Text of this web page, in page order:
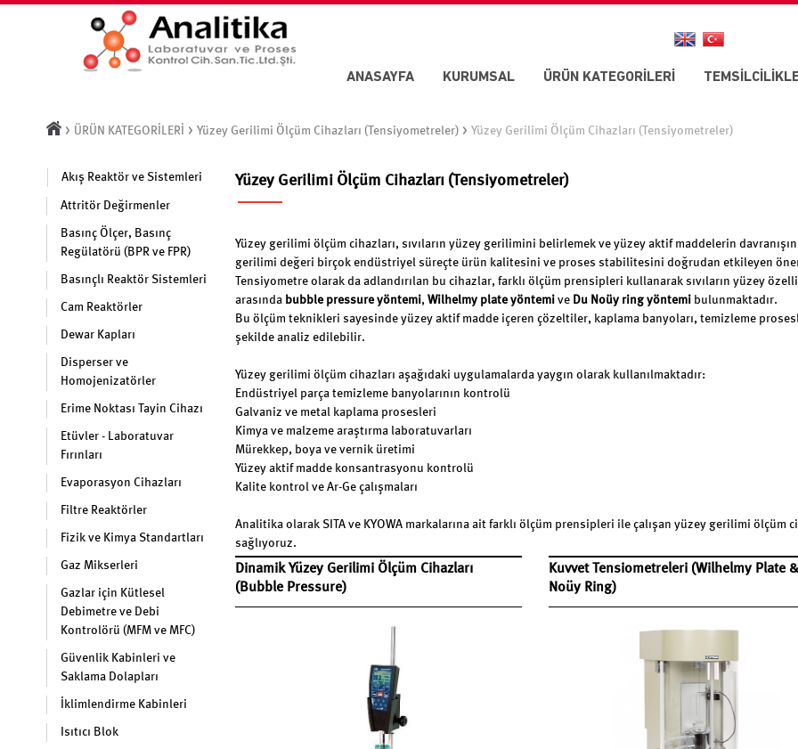
ANASAYFA KURUMSAL ÜRÜN KATEGORİLERİ
> ÜRÜN KATEGORİLERİ >Yüzey Gerilimi Ölçüm Cihazları (Tensiyometreler) >Yüzey Gerilimi Ölçüm Cihazları (Tensiyometreler)
Akış Reaktör ve Sistemleri
Attritör Değirmenler
Basınç Ölçer, Basınç
Regülatörü (BPR ve FPR)
Basınçlı Reaktör Sistemleri
Cam Reaktörler
Dewar Kapları
Disperser ve
Homojenizatörler
Erime Noktası Tayin Cihazı
Etüvler - Laboratuvar
Fırınları
Evaporasyon Cihazları
Filtre Reaktörler
Fizik ve Kimya Standartları
Gaz Mikserleri
Gazlar için Kütlesel
Debimetre ve Debi
Kontrolörü (MFM ve MFC)
Güvenlik Kabinleri ve
Saklama Dolapları
İklimlendirme Kabinleri
Isıtıcı Blok
Yüzey Gerilimi Ölçüm Cihazları (Tensiyometreler)
Yüzey gerilimi ölçüm cihazları, sıvıların yüzey gerilimini belirlemek ve yüzey aktif maddelerin
gerilimi değeri birçok endüstriyel süreçte ürün kalitesini ve proses stabilitesini doğrudan etkileyen
Tensiyometre olarak da adlandırılan bu cihazlar, farklı ölçüm prensipleri kullanarak sıvıların yüzey
arasında bubble pressure yöntemi, Wilhelmy plate yöntemi ve Du Noüy ring yöntemi bulunmaktadır.
Bu ölçüm teknikleri sayesinde yüzey aktif madde içeren çözeltiler, kaplama banyoları, temizleme
şekilde analiz edilebilir.
Yüzey gerilimi ölçüm cihazları aşağıdaki uygulamalarda yaygın olarak kullanılmaktadır:
Endüstriyel parça temizleme banyolarının kontrolü
Galvaniz ve metal kaplama prosesleri
Kimya ve malzeme araştırma laboratuvarları
Mürekkep, boya ve vernik üretimi
Yüzey aktif madde konsantrasyonu kontrolü
Kalite kontrol ve Ar-Ge çalışmaları
Analitika olarak SITA ve KYOWA markalarına ait farklı ölçüm prensipleri ile çalışan yüzey gerilimi
sağlıyoruz.
Dinamik Yüzey Gerilimi Ölçüm Cihazları
(Bubble Pressure)
Kuvvet Tensiometreleri (Wilhelmy Plate
Noüy Ring)